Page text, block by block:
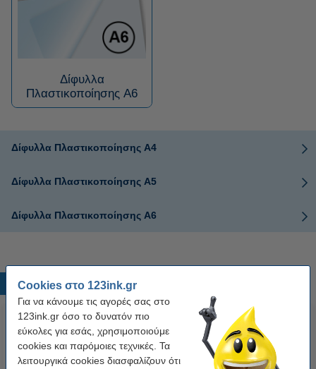
Cookies στο 123ink.gr
Για να κάνουμε τις αγορές σας στο
123ink.gr όσο το δυνατόν πιο
εύκολες για εσάς, χρησιμοποιούμε
cookies και παρόμοιες τεχνικές. Τα
λειτουργικά cookies διασφαλίζουν ότι
Δίφυλλα
Πλαστικοποίησης A6
Δίφυλλα Πλαστικοποίησης A4
Δίφυλλα Πλαστικοποίησης A5
Δίφυλλα Πλαστικοποίησης A6
Δημοφιλή προϊόντα